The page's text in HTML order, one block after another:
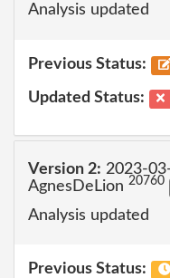
Analysis updated
Previous Status:
Updated Status:
Version 2: 2023-
AgnesDeLion 20760
Analysis updated
Previous Status: